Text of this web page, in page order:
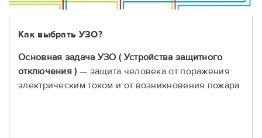
Как выбрать УЗО?
Основная задача УЗО ( Устройства защитного
отключения ) — защита человека от поражения
электрическим током и от возникновения пожара